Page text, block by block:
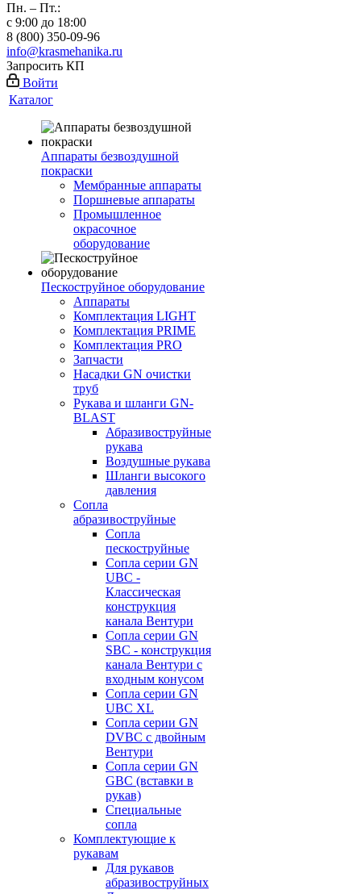
Пн. – Пт.:
с 9:00 до 18:00
8 (800) 350-09-96
info@krasmehanika.ru
Запросить КП
Войти
Каталог
Аппараты безвоздушной
покраски
Мембранные аппараты
Поршневые аппараты
Промышленное
окрасочное
оборудование
Пескоструйное оборудование
Аппараты
Комплектация LIGHT
Комплектация PRIME
Комплектация PRO
Запчасти
Насадки GN очистки
труб
Рукава и шланги GN-
BLAST
Абразивоструйные
рукава
Воздушные рукава
Шланги высокого
давления
Сопла
абразивоструйные
Сопла
пескоструйные
Сопла серии GN
UBC -
Классическая
конструкция
канала Вентури
Сопла серии GN
SBC - конструкция
канала Вентури c
входным конусом
Сопла серии GN
UBC XL
Сопла серии GN
DVBC с двойным
Вентури
Сопла серии GN
GBC (вставки в
рукав)
Специальные
сопла
Комплектующие к
рукавам
Для рукавов
абразивоструйных